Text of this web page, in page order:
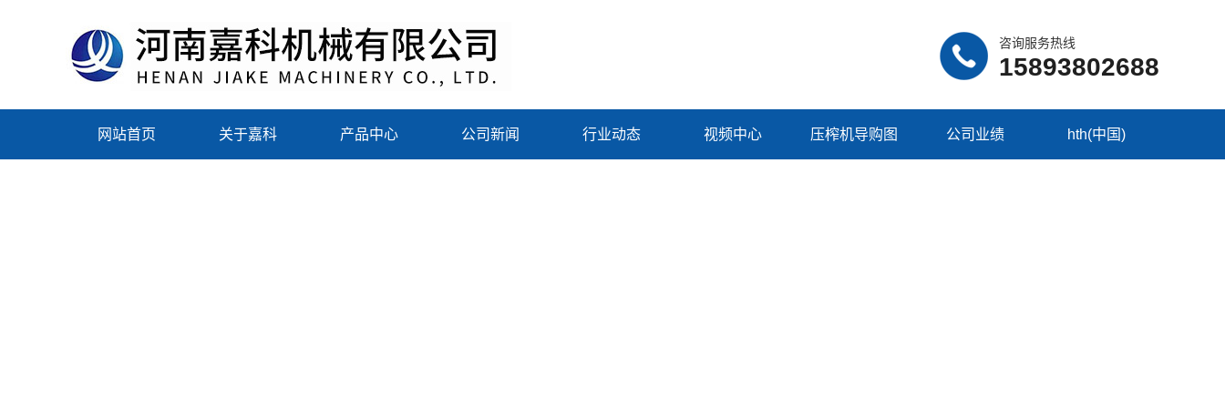
咨询服务热线
15893802688
网站首页 关于嘉科 产品中心 公司新闻 行业动态 视频中心 压榨机导购图 公司业绩 hth(中国)